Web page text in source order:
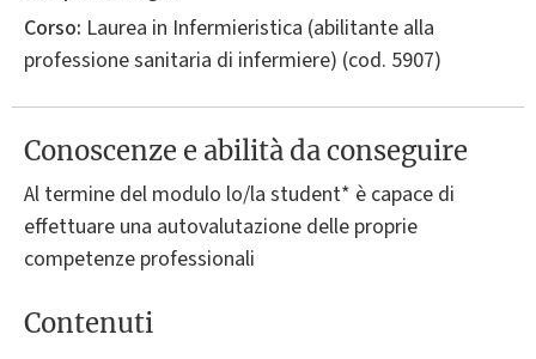
Corso: Laurea in Infermieristica (abilitante alla
professione sanitaria di infermiere) (cod. 5907)
Conoscenze e abilità da conseguire
Al termine del modulo lo/la student* è capace di
effettuare una autovalutazione delle proprie
competenze professionali
Contenuti